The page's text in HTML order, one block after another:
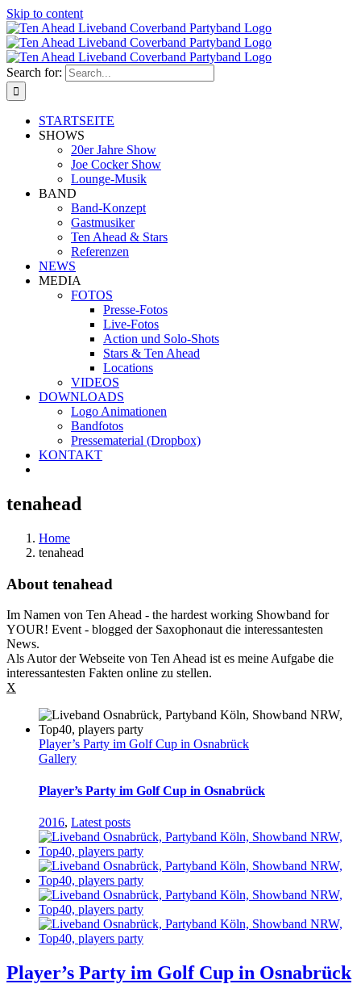
Skip to content
Search for:
STARTSEITE
SHOWS
20er Jahre Show
Joe Cocker Show
Lounge-Musik
BAND
Band-Konzept
Gastmusiker
Ten Ahead & Stars
Referenzen
NEWS
MEDIA
FOTOS
Presse-Fotos
Live-Fotos
Action und Solo-Shots
Stars & Ten Ahead
Locations
VIDEOS
DOWNLOADS
Logo Animationen
Bandfotos
Pressematerial (Dropbox)
KONTAKT
tenahead
Home
tenahead
About tenahead
Im Namen von Ten Ahead - the hardest working Showband for
YOUR! Event - blogged der Saxophonaut die interessantesten
News.
Als Autor der Webseite von Ten Ahead ist es meine Aufgabe die
interessantesten Fakten online zu stellen.
X
Player’s Party im Golf Cup in Osnabrück
Gallery
Player’s Party im Golf Cup in Osnabrück
2016, Latest posts
Player’s Party im Golf Cup in Osnabrück